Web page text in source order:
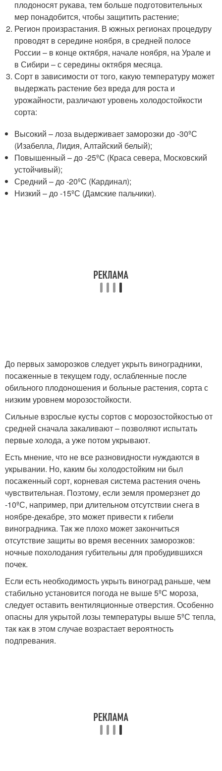
плодоносят рукава, тем больше подготовительных
мер понадобится, чтобы защитить растение;
Регион произрастания. В южных регионах процедуру
проводят в середине ноября, в средней полосе
России – в конце октября, начале ноября, на Урале и
в Сибири – с середины октября месяца.
Сорт в зависимости от того, какую температуру может
выдержать растение без вреда для роста и
урожайности, различают уровень холодостойкости
сорта:
Высокий – лоза выдерживает заморозки до -30ºС
(Изабелла, Лидия, Алтайский белый);
Повышенный – до -25ºС (Краса севера, Московский
устойчивый);
Средний – до -20ºС (Кардинал);
Низкий – до -15ºС (Дамские пальчики).
До первых заморозков следует укрыть виноградники,
посаженные в текущем году, ослабленные после
обильного плодоношения и больные растения, сорта с
низким уровнем морозостойкости.
Сильные взрослые кусты сортов с морозостойкостью от
средней сначала закаливают – позволяют испытать
первые холода, а уже потом укрывают.
Есть мнение, что не все разновидности нуждаются в
укрывании. Но, каким бы холодостойким ни был
посаженный сорт, корневая система растения очень
чувствительная. Поэтому, если земля промерзнет до
-10ºС, например, при длительном отсутствии снега в
ноябре-декабре, это может привести к гибели
виноградника. Так же плохо может закончиться
отсутствие защиты во время весенних заморозков:
ночные похолодания губительны для пробудившихся
почек.
Если есть необходимость укрыть виноград раньше, чем
стабильно установится погода не выше 5ºС мороза,
следует оставить вентиляционные отверстия. Особенно
опасны для укрытой лозы температуры выше 5ºС тепла,
так как в этом случае возрастает вероятность
подпревания.